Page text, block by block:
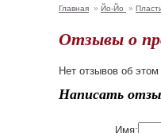
Главная » Йо-Йо »
Отзывы о
Нет отзывов об этом
Написать
Имя: